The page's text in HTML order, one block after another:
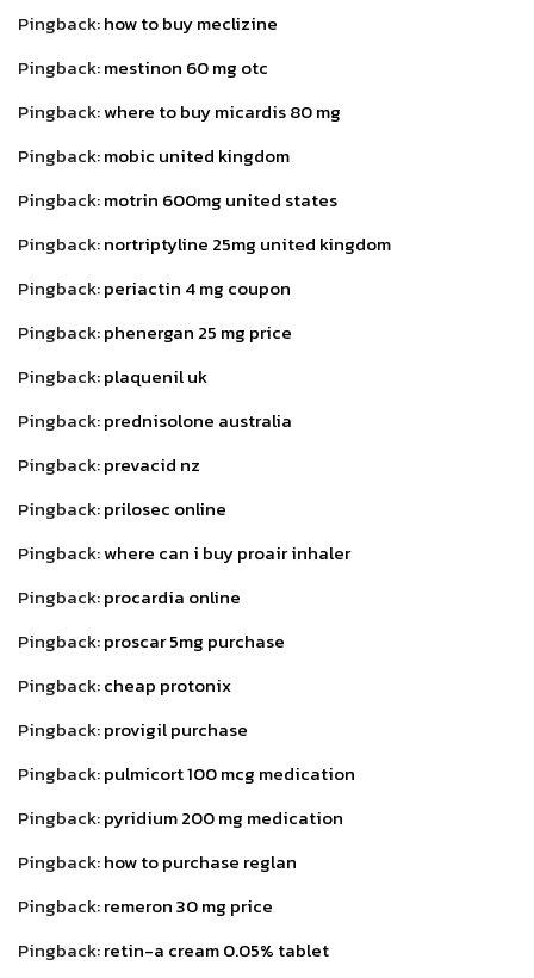
Pingback:how to buy meclizine
Pingback:mestinon 60 mg otc
Pingback:where to buy micardis 80 mg
Pingback:mobic united kingdom
Pingback:motrin 600mg united states
Pingback:nortriptyline 25mg united kingdom
Pingback:periactin 4 mg coupon
Pingback:phenergan 25 mg price
Pingback:plaquenil uk
Pingback:prednisolone australia
Pingback:prevacid nz
Pingback:prilosec online
Pingback:where can i buy proair inhaler
Pingback:procardia online
Pingback:proscar 5mg purchase
Pingback:cheap protonix
Pingback:provigil purchase
Pingback:pulmicort 100 mcg medication
Pingback:pyridium 200 mg medication
Pingback:how to purchase reglan
Pingback:remeron 30 mg price
Pingback:retin-a cream 0.05% tablet